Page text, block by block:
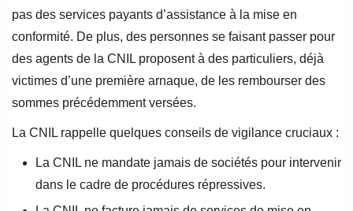
pas des services payants d’assistance à la mise en
conformité. De plus, des personnes se faisant passer pour
des agents de la CNIL proposent à des particuliers, déjà
victimes d’une première arnaque, de les rembourser des
sommes précédemment versées.
La CNIL rappelle quelques conseils de vigilance cruciaux :
La CNIL ne mandate jamais de sociétés pour intervenir
dans le cadre de procédures répressives.